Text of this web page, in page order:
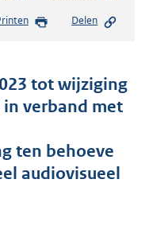
s
n
d
s
o
o
Delen
tot wijziging
verband met
ten behoeve
audiovisueel